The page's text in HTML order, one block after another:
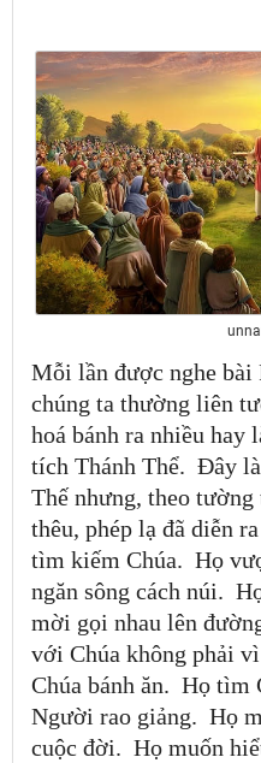
Mỗi lần được nghe bài
chúng ta thường liên
hoá bánh ra nhiều hay
tích Thánh Thể. Đây
Thế nhưng, theo
thêu, phép lạ đã diễn
tìm kiếm Chúa. Họ
ngăn sông cách núi.
mời gọi nhau lên
với Chúa không phải
Chúa bánh ăn. Họ tìm
Người rao giảng. Họ
cuộc đời. Họ muốn